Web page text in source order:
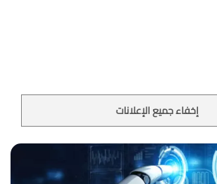
إخفاء جميع الإعلانات